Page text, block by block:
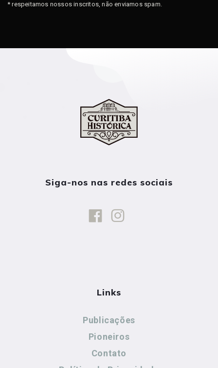
* respeitamos nossos inscritos, não enviamos spam.
Siga-nos nas redes sociais
Links
Publicações
Pioneiros
Contato